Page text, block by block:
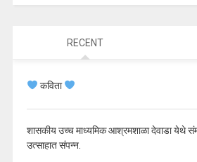
RECENT
कविता
शासकीय उच्च माध्यमिक आश्रमशाळा देवाडा येथे
उत्साहात संपन्न.